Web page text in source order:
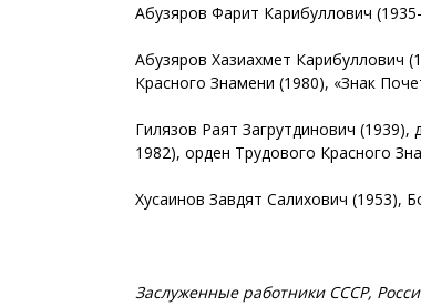
Абузяров Фарит Карибуллович
Абузяров Хазиахмет Карибуллович
Красного Знамени (1980), «Знак
Гилязов Раят Загрутдинович (1939),
1982), орден Трудового Красного
Хусаинов Завдят Салихович (1953),
Заслуженные работники СССР,